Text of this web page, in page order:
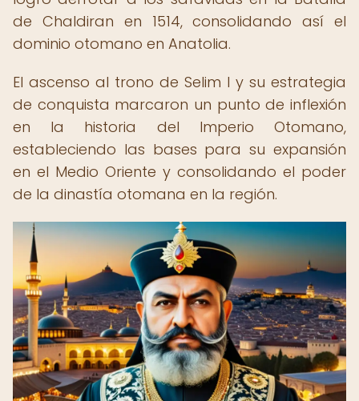
de Chaldiran en 1514, consolidando así el
dominio otomano en Anatolia.
El ascenso al trono de Selim I y su estrategia
de conquista marcaron un punto de inflexión
en la historia del Imperio Otomano,
estableciendo las bases para su expansión
en el Medio Oriente y consolidando el poder
de la dinastía otomana en la región.